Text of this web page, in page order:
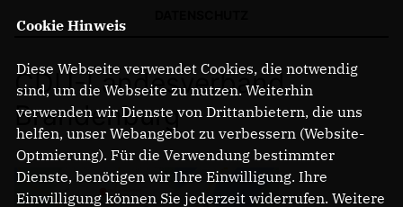
CDU-Landesverband
Brandenburg
Cookie Hinweis
Diese Webseite verwendet Cookies, die notwendig
sind, um die Webseite zu nutzen. Weiterhin
verwenden wir Dienste von Drittanbietern, die uns
helfen, unser Webangebot zu verbessern (Website-
Optmierung). Für die Verwendung bestimmter
Dienste, benötigen wir Ihre Einwilligung. Ihre
Einwilligung können Sie jederzeit widerrufen. Weitere